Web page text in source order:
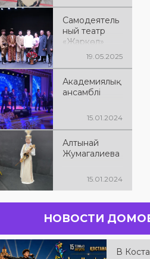
Самодеятель
ный театр
«Жаркөл»
19.05.2025
Академиялық
ансамблі
15.01.2024
Алтынай
Жумагалиева
15.01.2024
НОВОСТИ
В